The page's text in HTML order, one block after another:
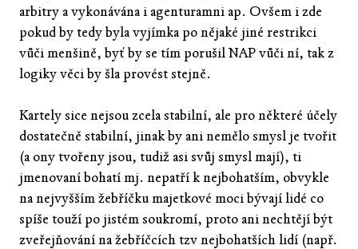
arbitry a vykonávána i agenturamni ap. Ovšem i zde
pokud by tedy byla vyjímka po nějaké jiné restrikci
vůči menšině, byť by se tím porušil NAP vůči ní, tak z
logiky věci by šla provést stejně.
Kartely sice nejsou zcela stabilní, ale pro některé účely
dostatečně stabilní, jinak by ani nemělo smysl je tvořit
(a ony tvořeny jsou, tudiž asi svůj smysl mají), ti
jmenovaní bohatí mj. nepatří k nejbohatším, obvykle
na nejvyšším žebříčku majetkové moci bývají lidé co
spíše touží po jistém soukromí, proto ani nechtějí být
zveřejňování na žebříčcích tzv nejbohatších lidí (např.